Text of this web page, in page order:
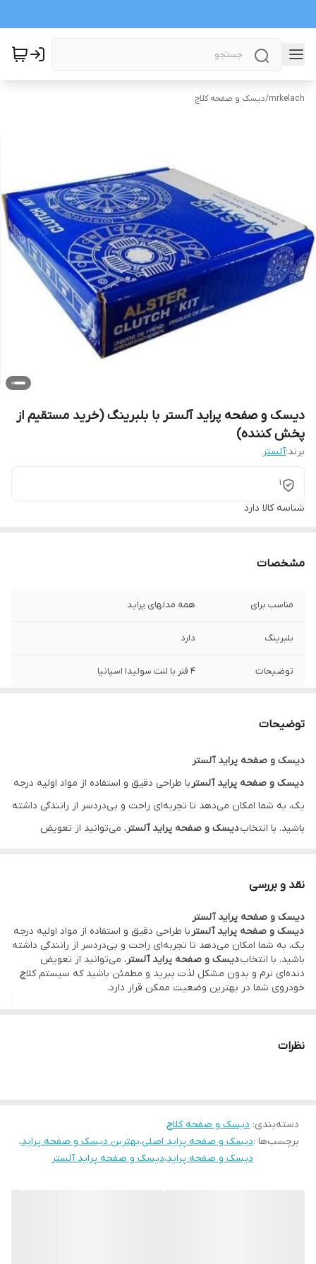
mrkelach
/دیسک و صفحه کلاچ
دیسک و صفحه پراید آلستر با بلبرینگ (خرید مستقیم از
پخش کننده)
برند:آلستر
1
شناسه کالا دارد
مشخصات
مناسب برای همه مدلهای پراید
بلبرینگ دارد
توضیحات 4 فنر با لنت سولیدا اسپانیا
توضیحات
دیسک و صفحه پراید آلستر
دیسک و صفحه پراید آلستربا طراحی دقیق و استفاده از مواد اولیه درجه
یک، به شما امکان می‌دهد تا تجربه‌ای راحت و بی‌دردسر از رانندگی داشته
باشید. با انتخابدیسک و صفحه پراید آلستر، می‌توانید از تعویض
ویژگی‌هایدیسک و صفحه پراید آلستر
سازگاری کامل با تمامی مدل‌های پراید:
کیت کلاچ آلستر به طور ویژه برای
نقد و بررسی
دیسک و صفحه پراید آلستر
دیسک و صفحه پراید آلستربا طراحی دقیق و استفاده از مواد اولیه درجه
یک، به شما امکان می‌دهد تا تجربه‌ای راحت و بی‌دردسر از رانندگی داشته
باشید. با انتخابدیسک و صفحه پراید آلستر، می‌توانید از تعویض
دنده‌ای نرم و بدون مشکل لذت ببرید و مطمئن باشید که سیستم کلاچ
خودروی شما در بهترین وضعیت ممکن قرار دارد.
نظرات
دسته‌بندی: دیسک و صفحه کلاچ
برچسب‌ها :دیسک و صفحه پراید اصلی،بهترین دیسک و صفحه پراید،
دیسک و صفحه پراید،دیسک و صفحه پراید آلستر